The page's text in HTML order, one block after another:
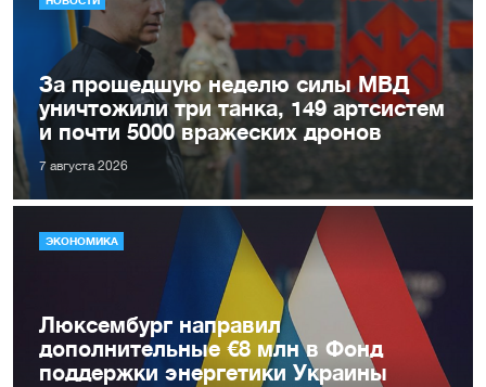
За прошедшую неделю силы МВД
уничтожили три танка, 149 артсистем
и почти 5000 вражеских дронов
7 августа 2026
ЭКОНОМИКА
Люксембург направил
дополнительные €8 млн в Фонд
поддержки энергетики Украины